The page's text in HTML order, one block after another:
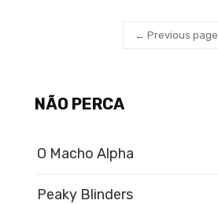
← Previous page
NÃO PERCA
O Macho Alpha
Peaky Blinders